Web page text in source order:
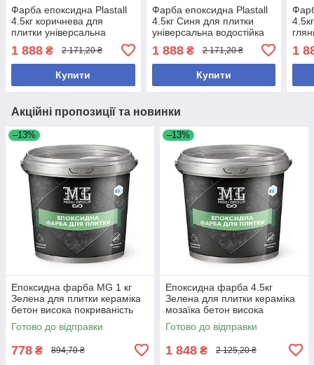
Фарба епоксидна Plastall
4.5кг коричнева для
плитки універсальна
покривною здатністю
1 888 ₴ 2 171,20 ₴
Купити
Фарба епоксидна Plastall
4.5кг Синя для плитки
універсальна водостійка
1 888₴ 2 171,20 ₴
Купити
1
Акційні пропозиції та новинки
–13%
Епоксидна фарба MG 1 кг
Зелена для плитки кераміка
бетон висока покриваність
водостійка
Готово до відправки
778 ₴ 894,70 ₴
–13%
Епоксидна фарба 4.5кг
Зелена для плитки кераміка
мозаїка бетон висока
покриваність водостійка
Готово до відправки
1 848 ₴ 2 125,20 ₴